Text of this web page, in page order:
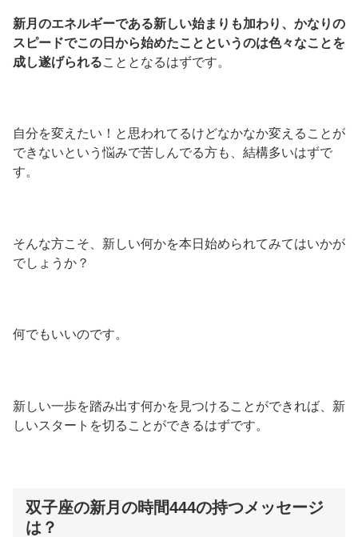
新月のエネルギーである新しい始まりも加わり、かなりの
スピードでこの日から始めたことというのは色々なことを
成し遂げられることとなるはずです。
自分を変えたい！と思われてるけどなかなか変えることが
できないという悩みで苦しんでる方も、結構多いはずで
す。
そんな方こそ、新しい何かを本日始められてみてはいかが
でしょうか？
何でもいいのです。
新しい一歩を踏み出す何かを見つけることができれば、新
しいスタートを切ることができるはずです。
双子座の新月の時間444の持つメッセージ
は？